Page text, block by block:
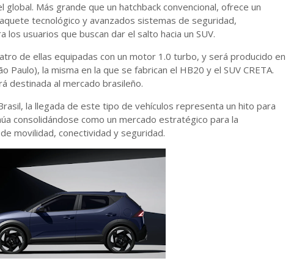
Más grande que un hatchback convencional, ofrece un
tecnológico y avanzados sistemas de seguridad,
usuarios que buscan dar el salto hacia un SUV.
de ellas equipadas con un motor 1.0 turbo, y será producido en
Paulo), la misma en la que se fabrican el HB20 y el SUV CRETA.
destinada al mercado brasileño.
la llegada de este tipo de vehículos representa un hito para
consolidándose como un mercado estratégico para la
movilidad, conectividad y seguridad.